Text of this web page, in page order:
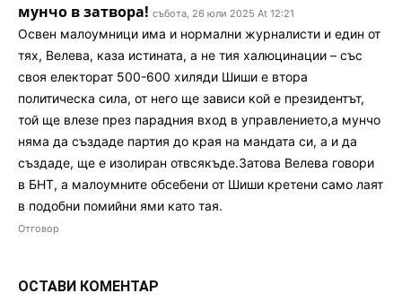
мунчо в затвора! събота, 26 юли 2025 At 12:21
Освен малоумници има и нормални журналисти и един от
тях, Велева, каза истината, а не тия халюцинации – със
своя електорат 500-600 хиляди Шиши е втора
политическа сила, от него ще зависи кой е президентът,
той ще влезе през парадния вход в управлението,а мунчо
няма да създаде партия до края на мандата си, а и да
създаде, ще е изолиран отвсякъде.Затова Велева говори
в БНТ, а малоумните обсебени от Шиши кретени само лаят
в подобни помийни ями като тая.
Отговор
ОСТАВИ КОМЕНТАР